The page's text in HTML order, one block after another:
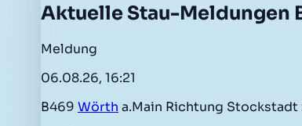
Aktuelle Stau-Meldungen
Meldung
06.08.26, 16:21
B469 Wörth a.Main Richtung Stockstadt